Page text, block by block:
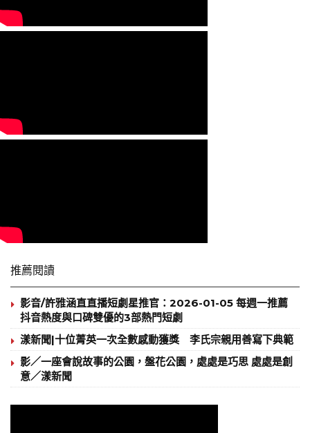
推薦閱讀
影音/許雅涵直直播短劇星推官：2026-01-05 每週一推薦
抖音熱度與口碑雙優的3部熱門短劇
漾新聞|十位菁英一次全數感動獲獎 李氏宗親用善寫下典範
影／一座會說故事的公園，盤花公園，處處是巧思 處處是創
意／漾新聞